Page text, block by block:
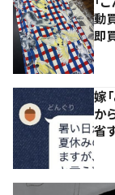
動
即
嫁
か
省